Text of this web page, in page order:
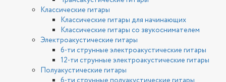
Классические гитары
Классические гитары для начинающих
Классические гитары со звукоснимателем
Электроакустические гитары
6-ти струнные электроакустические гитары
12-ти струнные электроакустические гитары
Полуакустические гитары